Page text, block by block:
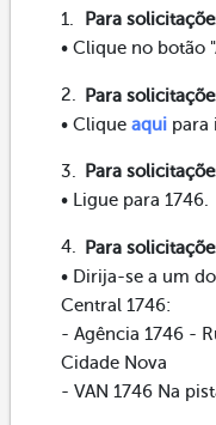
Para
• Clique no botão
Para
• Clique aqui para
Para
• Ligue para 1746.
Para
• Dirija-se a um
Central 1746:
- Agência 1746 -
Cidade Nova
- VAN 1746 Na